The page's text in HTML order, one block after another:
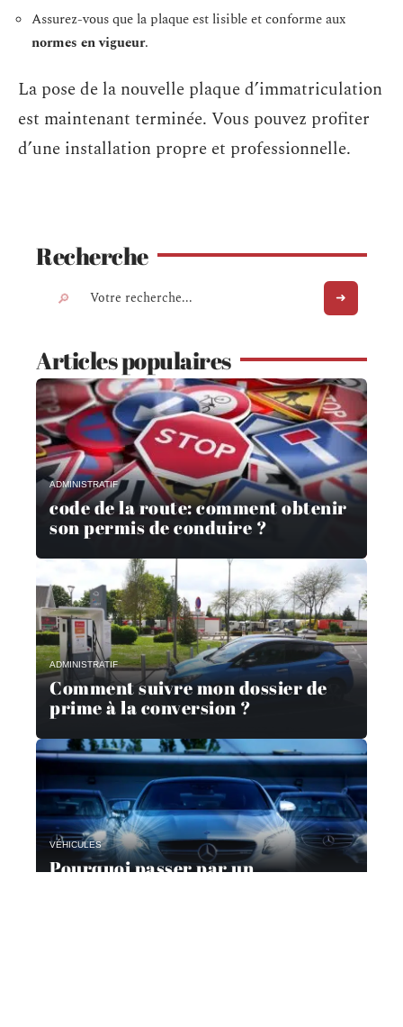
Assurez-vous que la plaque est lisible et conforme aux
normes en vigueur.
La pose de la nouvelle plaque d’immatriculation
est maintenant terminée. Vous pouvez profiter
d’une installation propre et professionnelle.
Recherche
Articles populaires
ADMINISTRATIF
code de la route: comment obtenir
son permis de conduire ?
ADMINISTRATIF
Comment suivre mon dossier de
prime à la conversion ?
VÉHICULES
Pourquoi passer par un